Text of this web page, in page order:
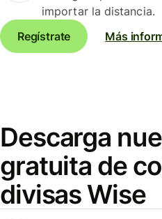
importar la distancia.
Regístrate
Más
Descarga
gratuita de
divisas Wise